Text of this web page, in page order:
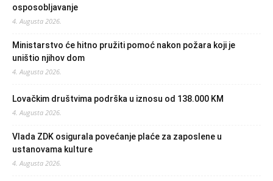
osposobljavanje
4. Augusta 2026.
Ministarstvo će hitno pružiti pomoć nakon požara koji je
uništio njihov dom
4. Augusta 2026.
Lovačkim društvima podrška u iznosu od 138.000 KM
4. Augusta 2026.
Vlada ZDK osigurala povećanje plaće za zaposlene u
ustanovama kulture
4. Augusta 2026.